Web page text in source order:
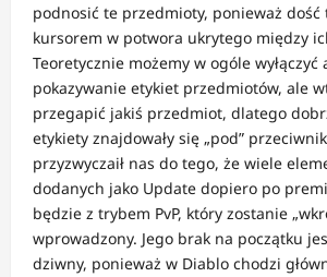
podnosić te przedmioty, ponieważ
kursorem w potwora ukrytego między
Teoretycznie możemy w ogóle
pokazywanie etykiet przedmiotów, ale
przegapić jakiś przedmiot, dlatego
etykiety znajdowały się „pod”
przyzwyczaił nas do tego, że wiele
dodanych jako Update dopiero po
będzie z trybem PvP, który zostanie
wprowadzony. Jego brak na początku
dziwny, ponieważ w Diablo chodzi